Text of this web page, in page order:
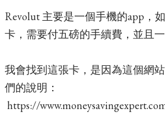
Revolut 主要是一個手機的app，
卡，需要付五磅的手續費，並且
我會找到這張卡，是因為這個網
們的說明：
https://